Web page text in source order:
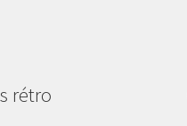
rétro